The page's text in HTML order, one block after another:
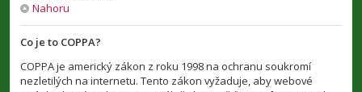
Nahoru
Co je to COPPA?
COPPA je americký zákon z roku 1998 na ochranu soukromí
nezletilých na internetu. Tento zákon vyžaduje, aby webové